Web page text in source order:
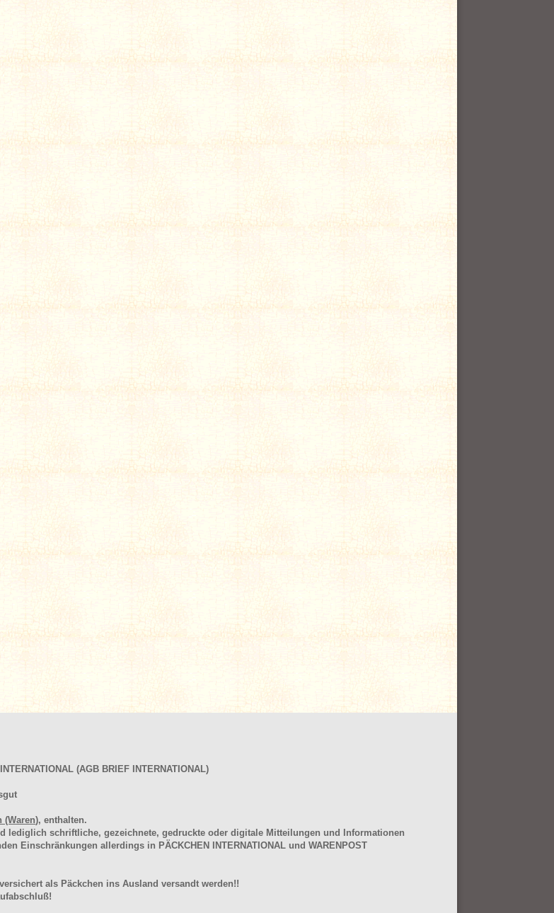
(AGB BRIEF INTERNATIONAL)
(Waren), enthalten.
lediglich schriftliche, gezeichnete, gedruckte oder digitale Mitteilungen und Informationen
Einschränkungen allerdings in PÄCKCHEN INTERNATIONAL und WARENPOST
als Päckchen ins Ausland versandt werden!!